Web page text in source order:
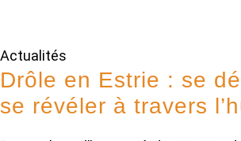
Actualités
Drôle en Estrie : se
se révéler à travers